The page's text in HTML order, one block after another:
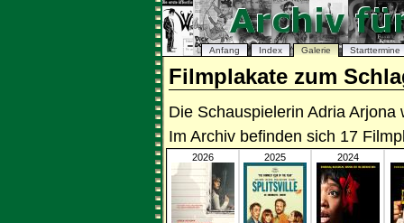
Anfang Index Galerie Starttermine
Filmplakate zum
Die Schauspielerin Adria
Im Archiv befinden sich 17
2026 2025 2024